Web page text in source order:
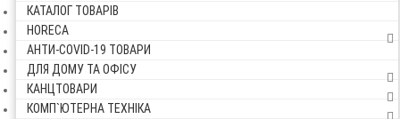
КАТАЛОГ ТОВАРІВ
HORECA
АНТИ-COVID-19 ТОВАРИ
ДЛЯ ДОМУ ТА ОФІСУ
КАНЦТОВАРИ
КОМП`ЮТЕРНА ТЕХНІКА